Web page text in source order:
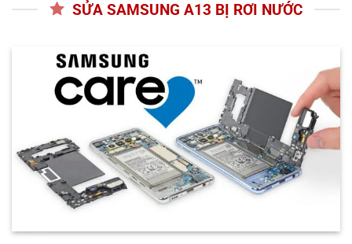
SỬA SAMSUNG A13 BỊ RƠI NƯỚC